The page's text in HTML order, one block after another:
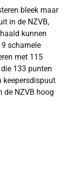
bleek maar
in de NZVB,
kunnen
schamele
met 115
133 punten
keepersdispuut
de NZVB hoog